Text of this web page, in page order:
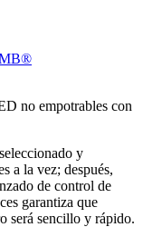
no empotrables con
y
a la vez; después,
de control de
garantiza que
será sencillo y rápido.